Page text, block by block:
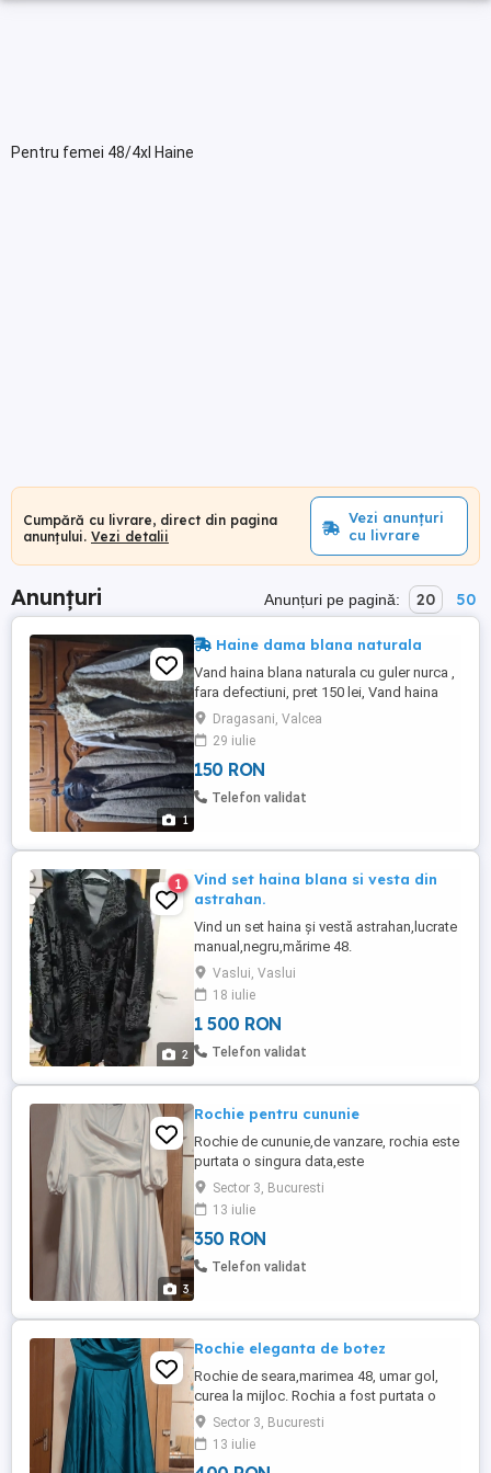
Pentru femei 48/4xl Haine
Cumpără cu livrare, direct din pagina
anunțului. Vezi detalii
Vezi anunțuri
cu livrare
Anunțuri Anunțuri pe pagină: 20 50
1
Haine dama blana naturala
Vand haina blana naturala cu guler nurca ,
fara defectiuni, pret 150 lei, Vand haina
blana naturala ,pret 100 lei
Dragasani, Valcea
29 iulie
150 RON
Telefon validat
2
1
Vind set haina blana si vesta din
astrahan.
Vind un set haina și vestă astrahan,lucrate
manual,negru,mărime 48.
Vaslui, Vaslui
18 iulie
1 500 RON
Telefon validat
3
Rochie pentru cununie
Rochie de cununie,de vanzare, rochia este
purtata o singura data,este
impecabila,decolteu in V ,maneci 3
sferturi, marimea 48, am achizitionat-o cu
850 lei.
Sector 3, Bucuresti
13 iulie
350 RON
Telefon validat
Rochie eleganta de botez
Rochie de seara,marimea 48, umar gol,
curea la mijloc. Rochia a fost purtata o
singură data,este curata,nu are
defecte,necesita doar calcare, am
achiziționat-o cu 950 lei.
Sector 3, Bucuresti
13 iulie